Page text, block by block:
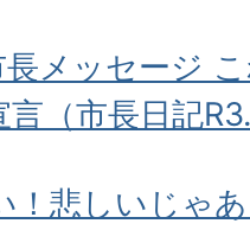
メッセージ
言（市長日記
！悲しいじゃ